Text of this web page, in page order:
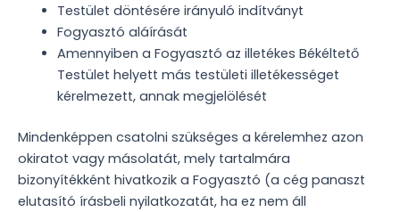
Testület döntésére irányuló indítványt
Fogyasztó aláírását
Amennyiben a Fogyasztó az illetékes Békéltető
Testület helyett más testületi illetékességet
kérelmezett, annak megjelölését
Mindenképpen csatolni szükséges a kérelemhez azon
okiratot vagy másolatát, mely tartalmára
bizonyítékként hivatkozik a Fogyasztó (a cég panaszt
elutasító írásbeli nyilatkozatát, ha ez nem áll